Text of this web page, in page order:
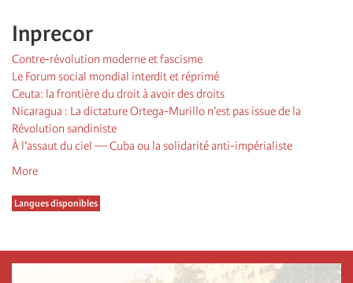
Inprecor
Contre-révolution moderne et fascisme
Le Forum social mondial interdit et réprimé
Ceuta: la frontière du droit à avoir des droits
Nicaragua : La dictature Ortega-Murillo n’est pas issue de la
Révolution sandiniste
À l’assaut du ciel — Cuba ou la solidarité anti-impérialiste
More
Langues disponibles